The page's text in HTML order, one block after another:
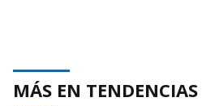
MÁS EN TENDENCIAS